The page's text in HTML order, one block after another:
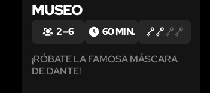
MUSEO
2 – 6 60 MIN.
¡RÓBATE LA FAMOSA MÁSCARA
DE DANTE!